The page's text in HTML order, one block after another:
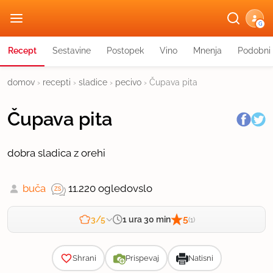
G
Recept Sestavine Postopek Vino Mnenja
domov › recepti › sladice › pecivo › Čupava pita
Čupava pita
dobra sladica z orehi
buča 11.220 ogledovslo
3/5 1 ura 30 min 5(1)
Shrani Prispevaj Natisni